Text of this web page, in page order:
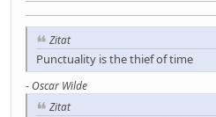
Zitat
Punctuality is the thief of time
- Oscar Wilde
Zitat